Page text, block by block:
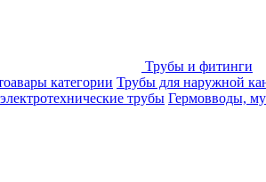
Трубы и фитинги
категории Трубы для наружной
трубы Гермовводы,